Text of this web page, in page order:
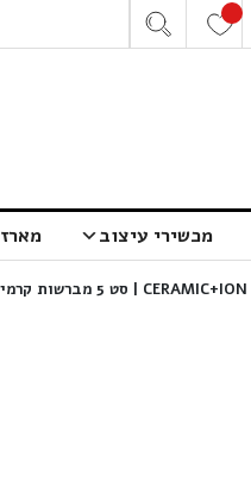
מכשירי עיצוב